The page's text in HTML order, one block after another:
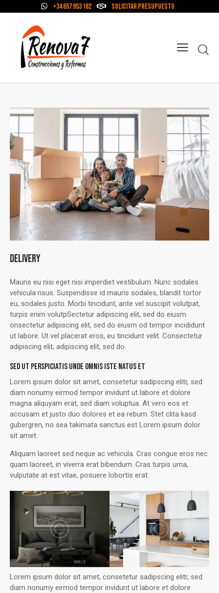
+34 657 953 182 Solicitar Presupuesto
DELIVERY
Mauris eu nisi eget nisi imperdiet vestibulum. Nunc sodales
vehicula risus. Suspendisse id mauris sodales, blandit tortor
eu, sodales justo. Morbi tincidunt, ante vel suscipit volutpat,
turpis enim volutpSectetur adipiscing elit, sed do eiusm
onsectetur adipiscing elit, sed do eiusm od tempor incididunt
ut labore. Ut vel placerat eros, eu tincidunt velit. Consectetur
adipiscing elit, adipiscing elit, sed do.
SED UT PERSPICIATIS UNDE OMNIS ISTE NATUS ET
Lorem ipsum dolor sit amet, consetetur sadipscing elitr, sed
diam nonumy eirmod tempor invidunt ut labore et dolore
magna aliquyam erat, sed diam voluptua. At vero eos et
accusam et justo duo dolores et ea rebum. Stet clita kasd
gubergren, no sea takimata sanctus est Lorem ipsum dolor
sit amet.
Aliquam laoreet sed neque ac vehicula. Cras congue eros nec
quam laoreet, in viverra erat bibendum. Cras turpis urna,
vulputate at est vitae, posuere lobortis erat.
Lorem ipsum dolor sit amet, consetetur sadipscing elitr, sed
diam nonumy eirmod tempor invidunt ut labore et dolore